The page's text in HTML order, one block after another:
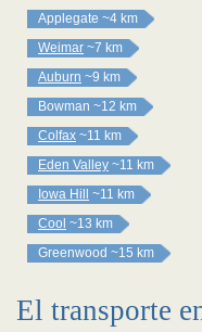
Applegate ~4 km
Weimar ~7 km
Auburn ~9 km
Bowman ~12 km
Colfax ~11 km
Eden Valley ~11 km
Iowa Hill
~11 km
Cool ~13 km
Greenwood ~15 km
El transporte